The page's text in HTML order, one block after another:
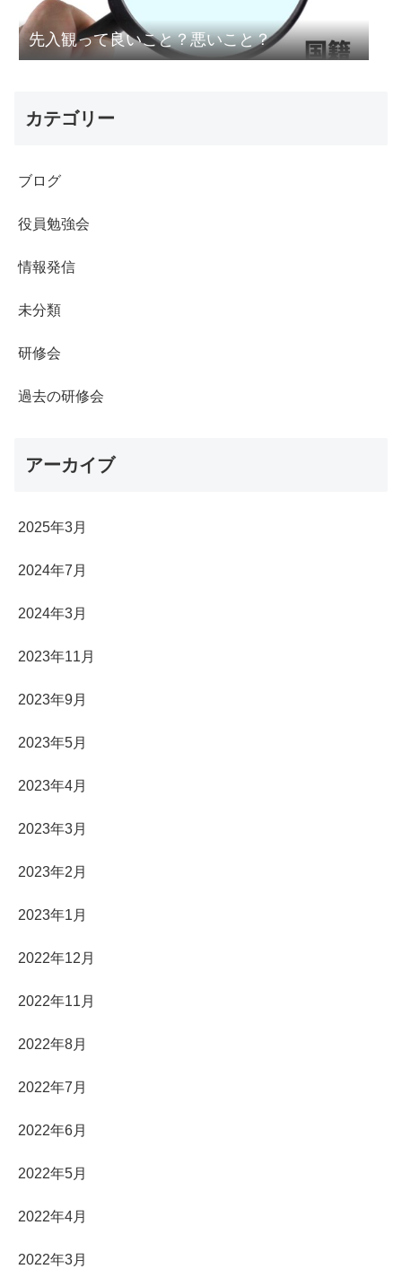
先入観って良いこと？悪いこと？
カテゴリー
ブログ
役員勉強会
情報発信
未分類
研修会
過去の研修会
アーカイブ
2025年3月
2024年7月
2024年3月
2023年11月
2023年9月
2023年5月
2023年4月
2023年3月
2023年2月
2023年1月
2022年12月
2022年11月
2022年8月
2022年7月
2022年6月
2022年5月
2022年4月
2022年3月